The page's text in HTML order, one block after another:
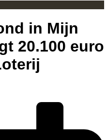
in Mijn
20.100 euro